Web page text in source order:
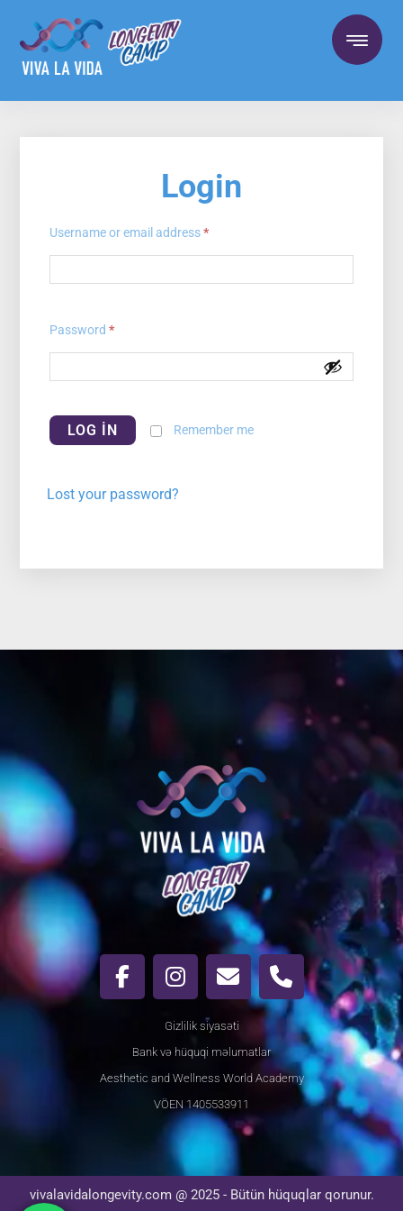
Login
Username or email address*
Password*
Remember me
LOG IN
Lost your password?
Gizlilik siyasəti
Bank və hüquqi məlumatlar
Aesthetic and Wellness World Academy
VÖEN 1405533911
vivalavidalongevity.com @ 2025 - Bütün hüquqlar qorunur.